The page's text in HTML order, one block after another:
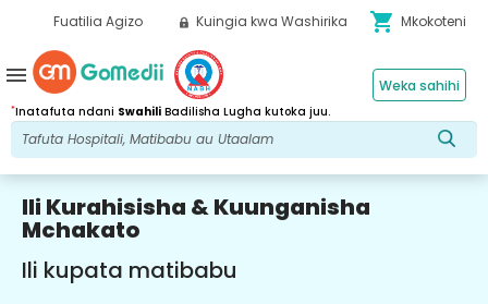
Fuatilia Agizo Kuingia kwa Washirika shopping_cart Mkokoteni
*Inatafuta ndani Swahili Badilisha Lugha kutoka juu.
Weka sahihi
menu
Ili Kurahisisha & Kuunganisha
Mchakato
Ili kupata matibabu